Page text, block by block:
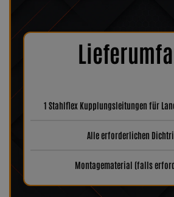
1 Stahlflex Kupplungsleitungen für
Alle erforderlichen
Montagematerial (falls